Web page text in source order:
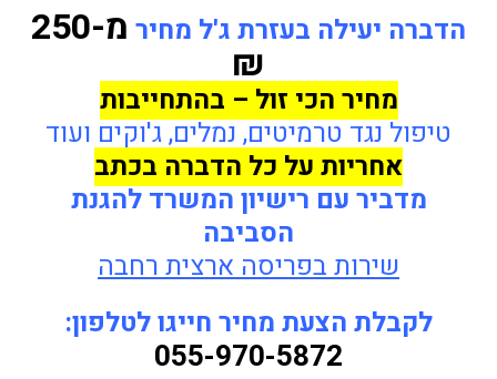
הדברה יעילה בעזרת ג'ל מחיר מ-250
₪
מחיר הכי זול – בהתחייבות
טיפול נגד טרמיטים, נמלים, ג'וקים ועוד
אחריות על כל הדברה בכתב
מדביר עם רישיון המשרד להגנת
הסביבה
שירות בפריסה ארצית רחבה
לקבלת הצעת מחיר חייגו לטלפון:
055-970-5872